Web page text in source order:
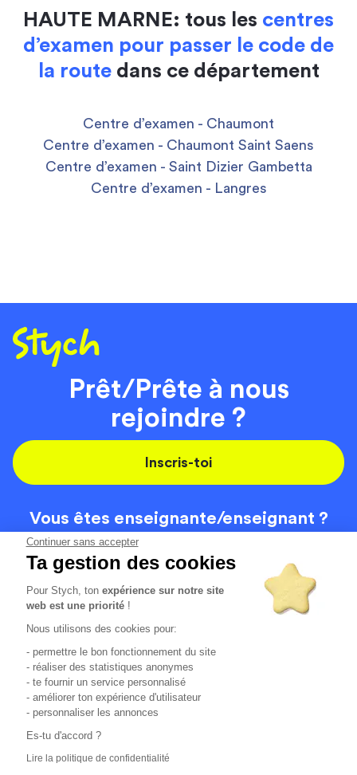
Continuer sans accepter
Ta gestion des cookies
Pour Stych, tonexpérience sur notre site
web est une priorité !
Nous utilisons des cookies pour:
- permettre le bon fonctionnement du site
- réaliser des statistiques anonymes
- te fournir un service personnalisé
- améliorer ton expérience d'utilisateur
- personnaliser les annonces
Es-tu d'accord ?
Lire la politique de confidentialité
HAUTE MARNE: tous les centres
d’examen pour passer le code de
la routedans ce département
Centre d’examen - Chaumont
Centre d’examen - Chaumont Saint Saens
Centre d’examen - Saint Dizier Gambetta
Centre d’examen - Langres
Prêt/Prête à nous
rejoindre ?
Inscris-toi
Vous êtes enseignante/enseignant ?
On recrute
Code de la route
Localisation
Contact
Tous les avis clients4.6/5 (51136 avis publiés)
Comment sont calculés nos taux de réussite ?